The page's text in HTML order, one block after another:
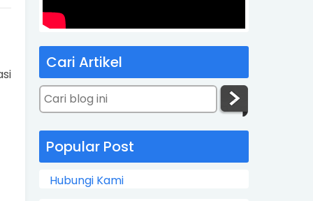
Cari Artikel
Popular Post
Hubungi Kami